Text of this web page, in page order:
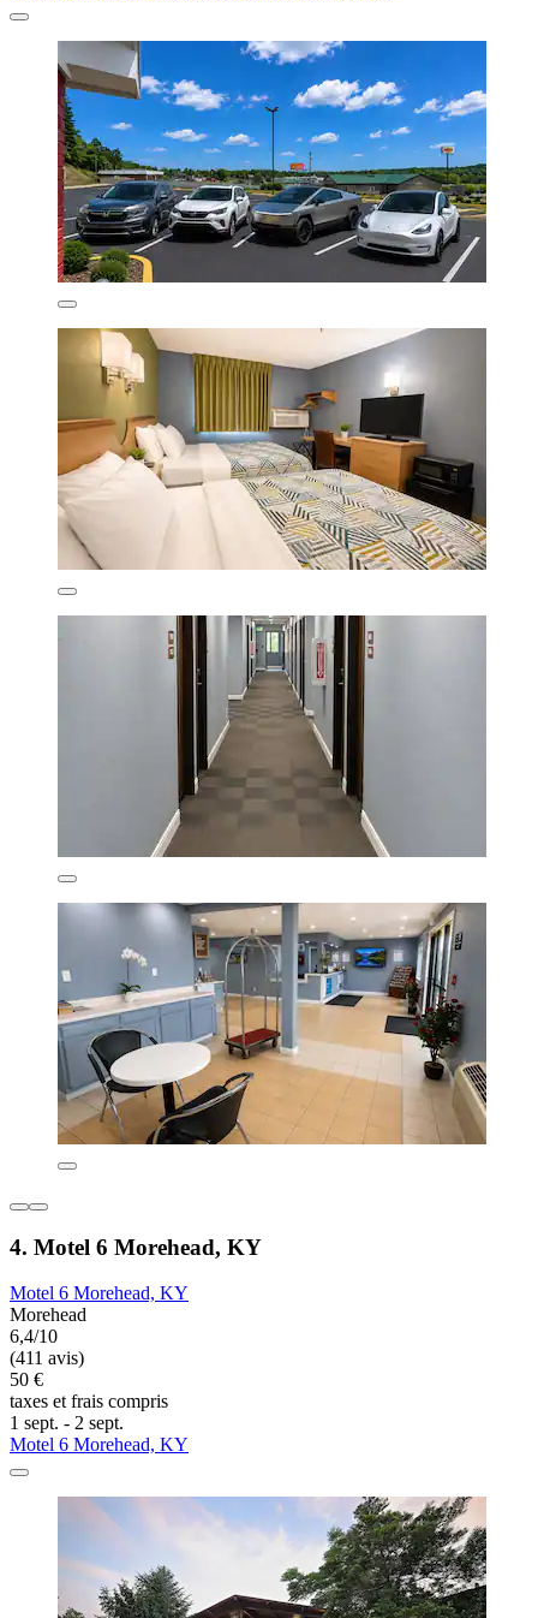
4. Motel 6 Morehead, KY
Motel 6 Morehead, KY
Morehead
6,4/10
(411 avis)
50 €
taxes et frais compris
1 sept. - 2 sept.
Motel 6 Morehead, KY